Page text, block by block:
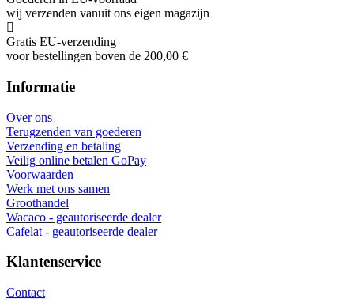
Wacaco, Cafelat, Flair en meer
Gespecialiseerde dealer
ondersteuning voor en na aankoop
EU-levering
levering aan alle EU-landen
Goederen in EU-voorraad
wij verzenden vanuit ons eigen magazijn
Gratis EU-verzending